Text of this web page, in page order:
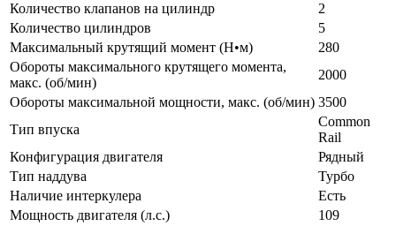
Количество клапанов на цилиндр
2
Количество цилиндров
5
Максимальный крутящий момент (Н•м)
280
Обороты максимального крутящего момента,
макс. (об/мин)
2000
Обороты максимальной мощности, макс. (об/мин) 3500
Тип впуска
Common
Rail
Конфигурация двигателя
Рядный
Тип наддува
Турбо
Наличие интеркулера
Есть
Мощность двигателя (л.с.)
109